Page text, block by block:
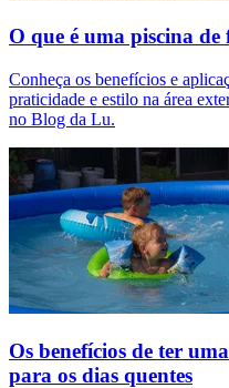
O que é uma piscina de
Conheça os benefícios e
praticidade e estilo na área
no Blog da Lu.
Os benefícios de ter
para os dias quentes